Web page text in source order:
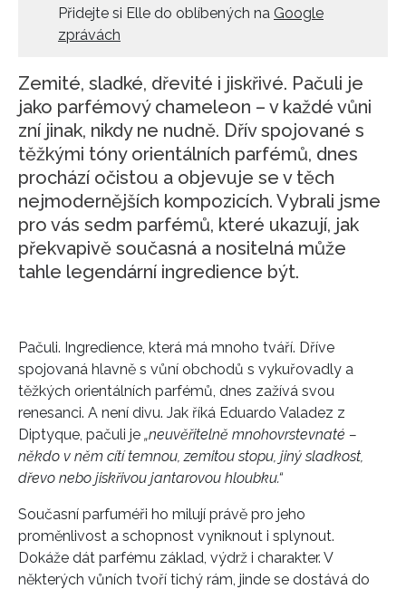
Přidejte si Elle do oblíbených na Google
zprávách
Zemité, sladké, dřevité i jiskřivé. Pačuli je
jako parfémový chameleon – v každé vůni
zní jinak, nikdy ne nudně. Dřív spojované s
těžkými tóny orientálních parfémů, dnes
prochází očistou a objevuje se v těch
nejmodernějších kompozicích. Vybrali jsme
pro vás sedm parfémů, které ukazují, jak
překvapivě současná a nositelná může
tahle legendární ingredience být.
Pačuli. Ingredience, která má mnoho tváří. Dříve
spojovaná hlavně s vůní obchodů s vykuřovadly a
těžkých orientálních parfémů, dnes zažívá svou
renesanci. A není divu. Jak říká Eduardo Valadez z
Diptyque, pačuli je „neuvěřitelně mnohovrstevnaté –
někdo v něm cítí temnou, zemitou stopu, jiný sladkost,
dřevo nebo jiskřivou jantarovou hloubku.“
Současní parfuméři ho milují právě pro jeho
proměnlivost a schopnost vyniknout i splynout.
Dokáže dát parfému základ, výdrž i charakter. V
některých vůních tvoří tichý rám, jinde se dostává do